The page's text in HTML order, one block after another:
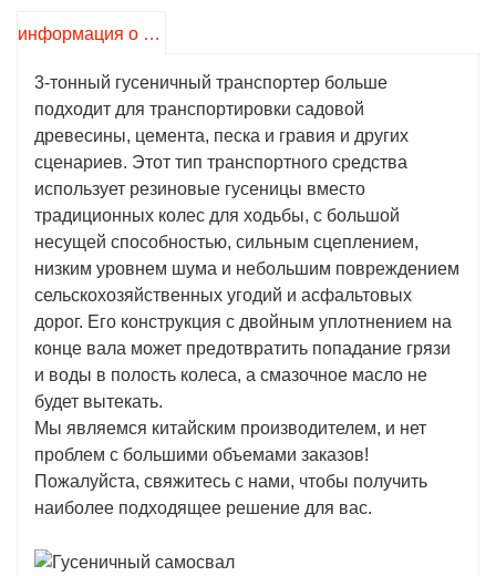
заказы.
предоставит вам лучшее решение.
информация о продукте
3-тонный гусеничный транспортер больше
подходит для транспортировки садовой
древесины, цемента, песка и гравия и других
сценариев. Этот тип транспортного средства
использует резиновые гусеницы вместо
традиционных колес для ходьбы, с большой
несущей способностью, сильным сцеплением,
низким уровнем шума и небольшим повреждением
сельскохозяйственных угодий и асфальтовых
дорог. Его конструкция с двойным уплотнением на
конце вала может предотвратить попадание грязи
и воды в полость колеса, а смазочное масло не
будет вытекать.
Мы являемся китайским производителем, и нет
проблем с большими объемами заказов!
Пожалуйста, свяжитесь с нами, чтобы получить
наиболее подходящее решение для вас.